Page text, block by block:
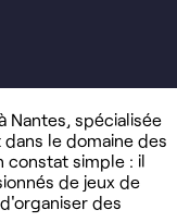
Nantes, spécialisée
le domaine des
constat simple : il
de jeux de
des